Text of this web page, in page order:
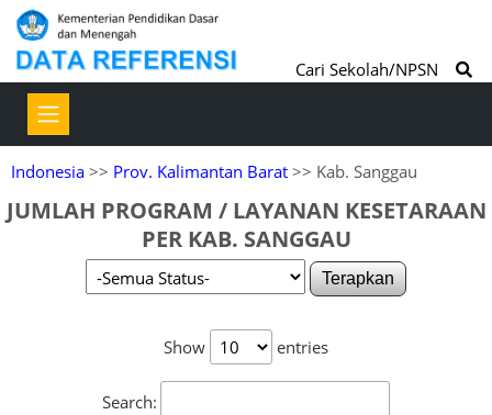
Cari Sekolah/NPSN
Indonesia >> Prov. Kalimantan Barat >> Kab. Sanggau
JUMLAH PROGRAM / LAYANAN KESETARAAN
PER KAB. SANGGAU
Terapkan
Show entries
Search: